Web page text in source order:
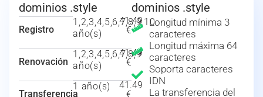
dominios .style
Registro
1,2,3,4,5,6,7,8,9,10
año(s)
41.49
€
Renovación
1,2,3,4,5,6,7,8,9
año(s)
41.49
€
Transferencia
1 año(s)
41.49
€
dominios .style
Longitud mínima 3
caracteres
Longitud máxima 64
caracteres
Soporta caracteres
IDN
La transferencia del